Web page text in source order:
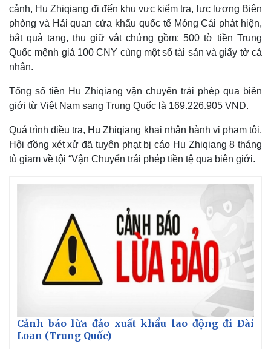
E-Magazine
Infographic
cảnh, Hu Zhiqiang đi đến khu vực kiểm tra, lực lượng Biên
phòng và Hải quan cửa khẩu quốc tế Móng Cái phát hiện,
bắt quả tang, thu giữ vật chứng gồm: 500 tờ tiền Trung
Quốc mệnh giá 100 CNY cùng một số tài sản và giấy tờ cá
nhân.
Tổng số tiền Hu Zhiqiang vận chuyển trái phép qua biên
giới từ Việt Nam sang Trung Quốc là 169.226.905 VND.
Quá trình điều tra, Hu Zhiqiang khai nhận hành vi phạm tội.
Hội đồng xét xử đã tuyên phạt bị cáo Hu Zhiqiang 8 tháng
tù giam về tội “Vận Chuyển trái phép tiền tệ qua biên giới.
Cảnh báo lừa đảo xuất khẩu lao động đi Đài
Loan (Trung Quốc)